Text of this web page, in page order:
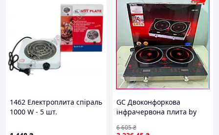
1462 Електроплита спіраль
1000 W - 5 шт.
GC Двоконфоркова
інфрачервона плита by
електрична, сенсорні
6 605₴